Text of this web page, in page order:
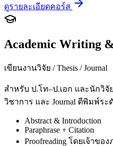
ดูรายละเอียดคอร์ส
Academic Writing
เขียนงานวิจัย / Thesis / Journal
สำหรับ ป.โท–ป.เอก และนักวิ
วิชาการ และ Journal ตีพิมพ์ระ
Abstract & Introduction
Paraphrase + Citation
Proofreading โดยเจ้าขอ